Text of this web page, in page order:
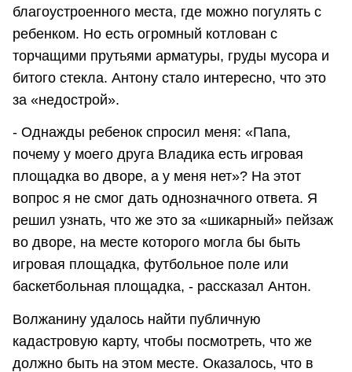
благоустроенного места, где можно погулять с
ребенком. Но есть огромный котлован с
торчащими прутьями арматуры, груды мусора и
битого стекла. Антону стало интересно, что это
за «недострой».
- Однажды ребенок спросил меня: «Папа,
почему у моего друга Владика есть игровая
площадка во дворе, а у меня нет»? На этот
вопрос я не смог дать однозначного ответа. Я
решил узнать, что же это за «шикарный» пейзаж
во дворе, на месте которого могла бы быть
игровая площадка, футбольное поле или
баскетбольная площадка, - рассказал Антон.
Волжанину удалось найти публичную
кадастровую карту, чтобы посмотреть, что же
должно быть на этом месте. Оказалось, что в